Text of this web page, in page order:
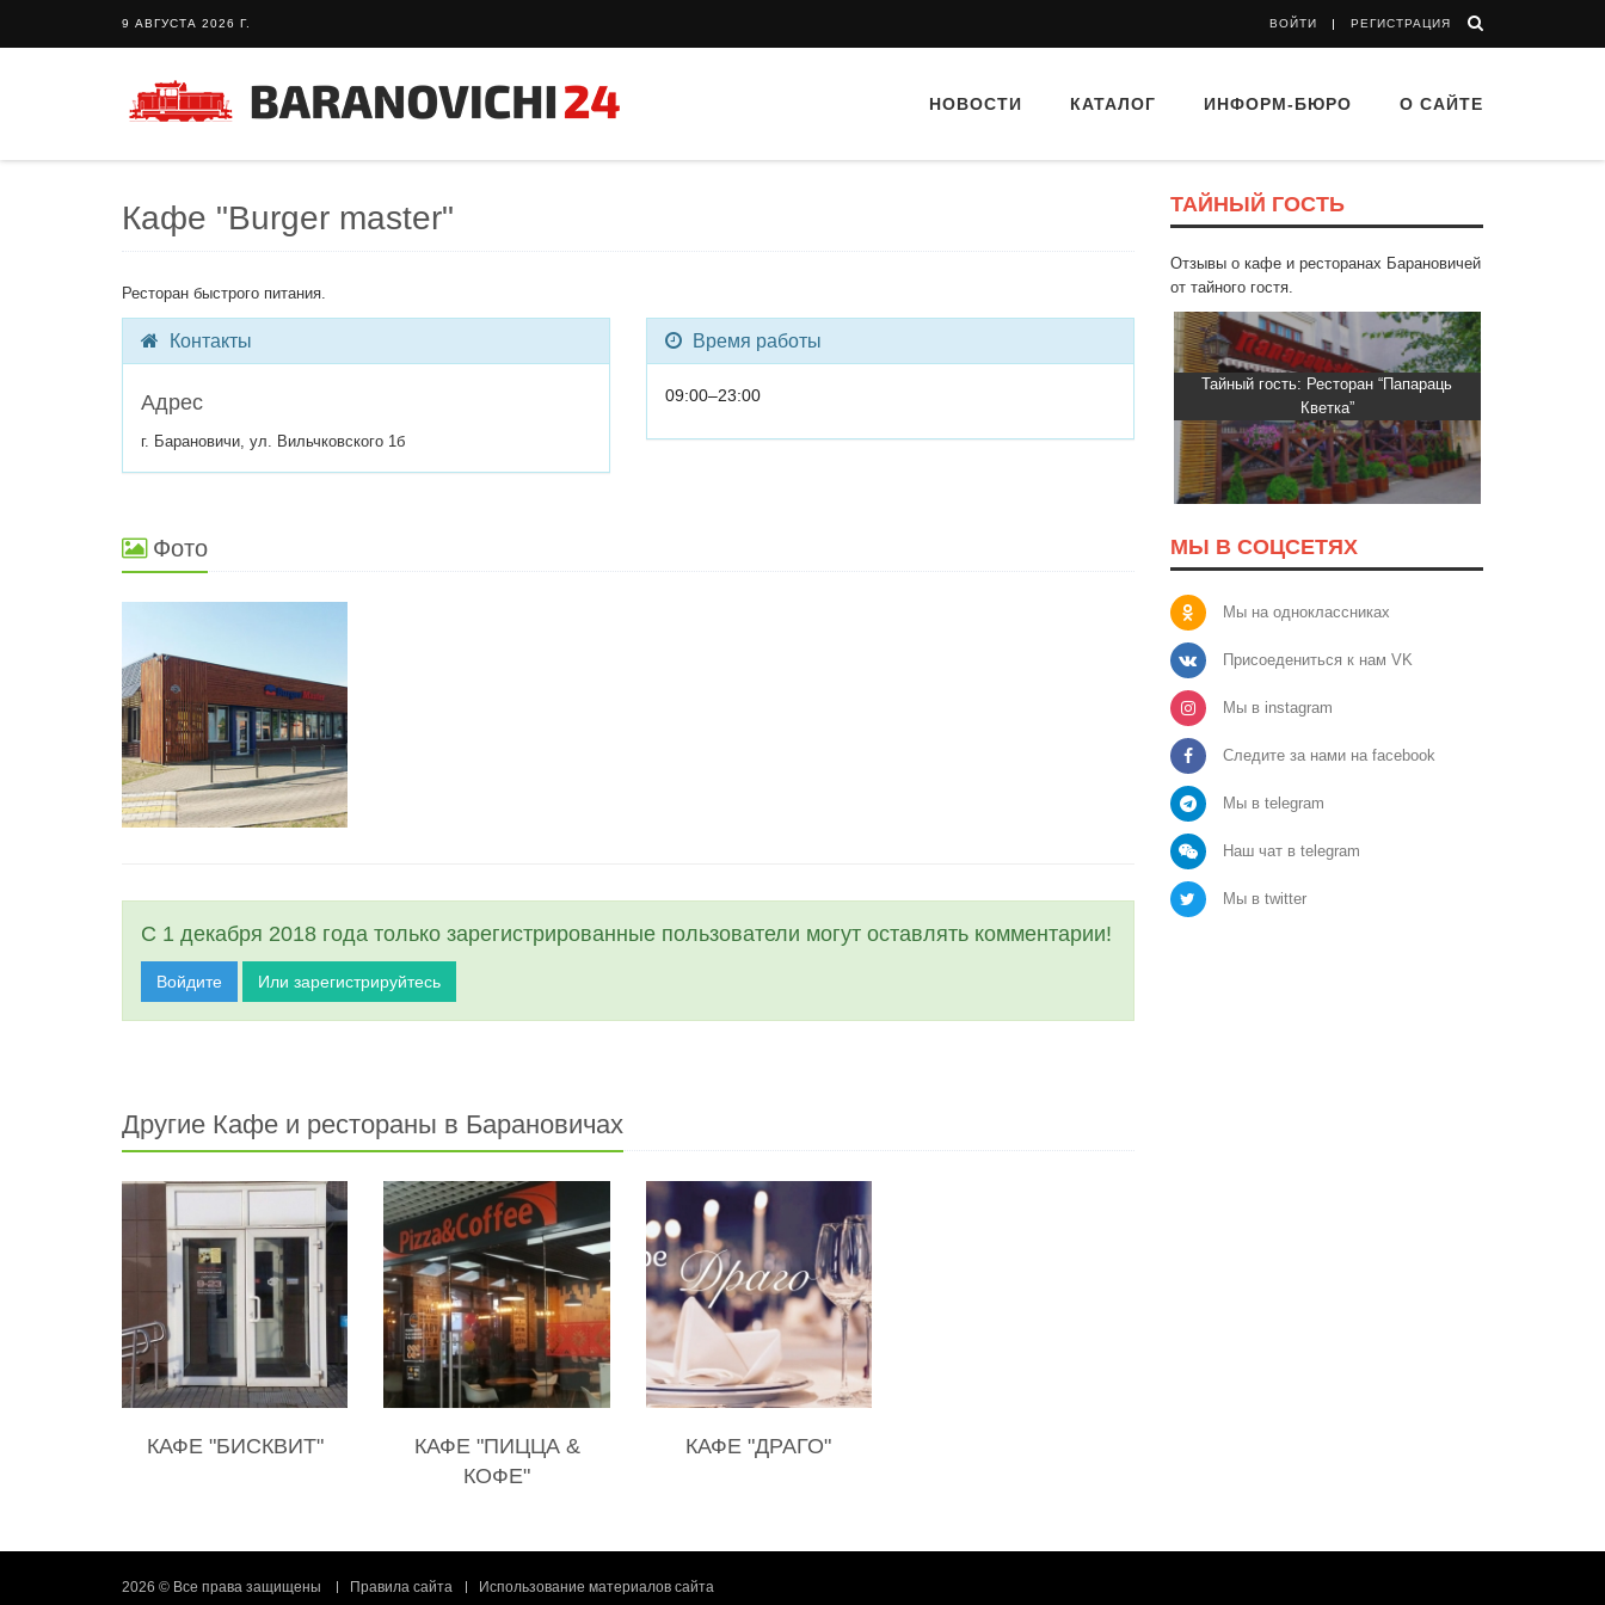
9 АВГУСТА 2026 Г. ВОЙТИ РЕГИСТРАЦИЯ
НОВОСТИ КАТАЛОГ ИНФОРМ-БЮРО О САЙТЕ
Кафе "Burger master"
Ресторан быстрого питания.
Контакты
Адрес
г. Барановичи, ул. Вильчковского 1б
Время работы
09:00–23:00
Фото
С 1 декабря 2018 года только зарегистрированные пользователи могут оставлять комментарии!
Войдите Или зарегистрируйтесь
Другие Кафе и рестораны в Барановичах
КАФЕ "БИСКВИТ"
КАФЕ "ПИЦЦА &
КОФЕ"
КАФЕ "ДРАГО"
ТАЙНЫЙ ГОСТЬ
Отзывы о кафе и ресторанах Барановичей
от тайного гостя.
Тайный гость: Ресторан “Папараць
Кветка”
МЫ В СОЦСЕТЯХ
Мы на одноклассниках
Присоедениться к нам VK
Мы в instagram
Следите за нами на facebook
Мы в telegram
Наш чат в telegram
Мы в twitter
2026 © Все права защищены Правила сайта Использование материалов сайта